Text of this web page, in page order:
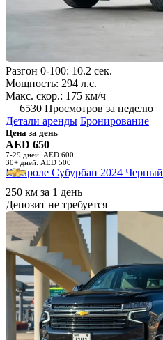
Разгон 0-100: 10.2 сек.
Мощность: 294 л.с.
Макс. скор.: 175 км/ч
6530 Просмотров за неделю
Детали аренды Бронирование
Цена за день
AED 650
7-29 дней: AED 600
30+ дней: AED 500
Шевроле Субурбан 2024 Черный
250 км за 1 день
Депозит не требуется